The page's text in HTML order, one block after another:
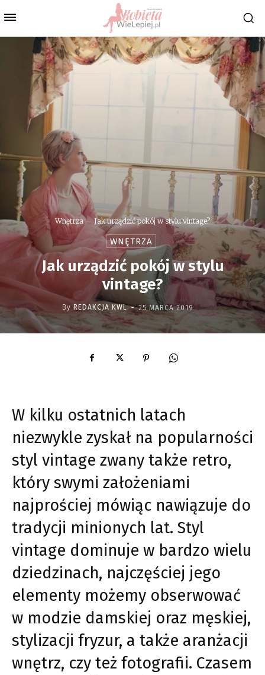
Wnętrza Jak urządzić pokój w stylu vintage?
WNĘTRZA
Jak urządzić pokój w stylu
vintage?
By REDAKCJA KWL - 25 MARCA 2019
W kilku ostatnich latach
niezwykle zyskał na popularności
styl vintage zwany także retro,
który swymi założeniami
najprościej mówiąc nawiązuje do
tradycji minionych lat. Styl
vintage dominuje w bardzo wielu
dziedzinach, najczęściej jego
elementy możemy obserwować
w modzie damskiej oraz męskiej,
stylizacji fryzur, a także aranżacji
wnętrz, czy też fotografii. Czasem